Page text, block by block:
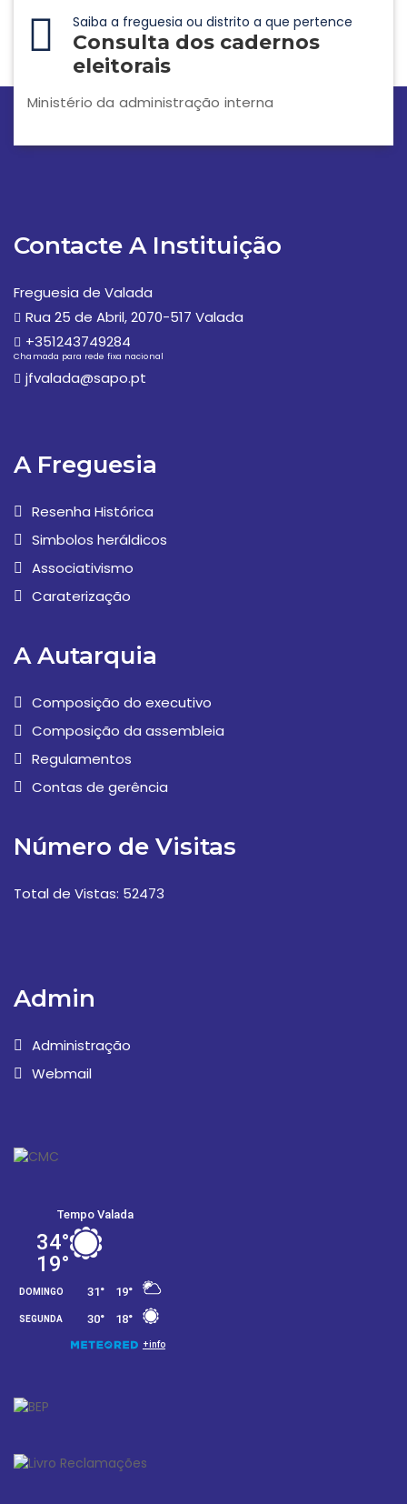
Saiba a freguesia ou distrito a que pertence
Consulta dos cadernos
eleitorais
Ministério da administração interna
Contacte A Instituição
Freguesia de Valada
Rua 25 de Abril, 2070-517 Valada
+351243749284
Chamada para rede fixa nacional
jfvalada@sapo.pt
A Freguesia
Resenha Histórica
Simbolos heráldicos
Associativismo
Caraterização
A Autarquia
Composição do executivo
Composição da assembleia
Regulamentos
Contas de gerência
Número de Visitas
Total de Vistas: 52473
Admin
Administração
Webmail